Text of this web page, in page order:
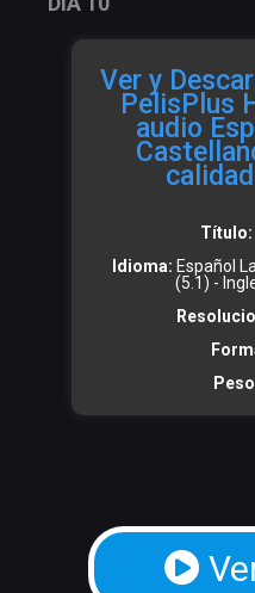
Ver y
PelisPlus
audio
Título:
Idioma: Español
(5.1) -